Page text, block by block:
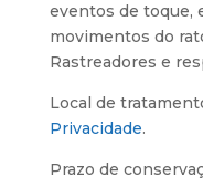
eventos de toque,
movimentos do
Rastreadores e
Local de
Privacidade.
Prazo de